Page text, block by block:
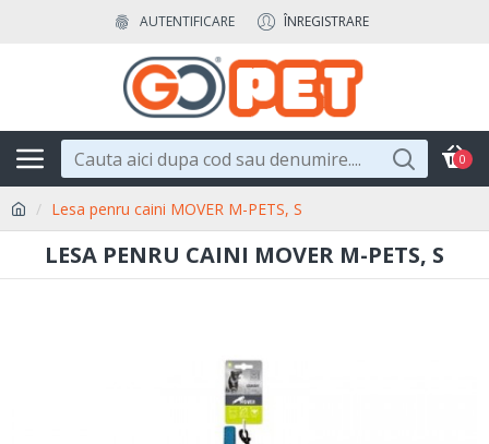
AUTENTIFICARE ÎNREGISTRARE
0
Lesa penru caini MOVER M-PETS, S
LESA PENRU CAINI MOVER M-PETS, S